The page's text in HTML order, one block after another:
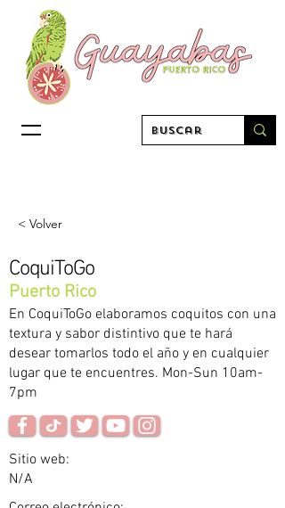
< Volver
CoquiToGo
Puerto Rico
En CoquiToGo elaboramos coquitos con una
textura y sabor distintivo que te hará
desear tomarlos todo el año y en cualquier
lugar que te encuentres. Mon-Sun 10am-
7pm
Sitio web:
N/A